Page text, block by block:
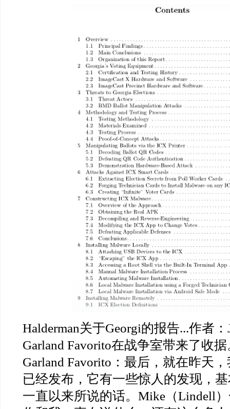
Halderman关于Georgi的报告...作者：
Garland Favorito在战争室带来了收据
Garland Favorito ：最后，就在昨天
已经发布，它有一些惊人的发现，
一直以来所说的话。 Mike （Lindell